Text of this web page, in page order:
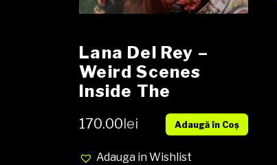
Lana Del Rey –
Weird Scenes
Inside The
Goldmine Vinyl, LP,
Album, NOU Only
For Fans
170.00 lei Adaugă în Coș
Adauga in Wishlist